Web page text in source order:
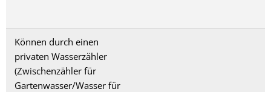
Können durch einen
privaten Wasserzähler
(Zwischenzähler für
Gartenwasser/Wasser für